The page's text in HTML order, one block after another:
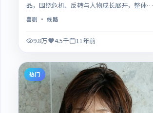
品，围绕危机、反转与人物成长展开，整体节
奏紧凑，值得推荐观看。
喜剧 · 线路
9.8万 4.5千 11年前
热门